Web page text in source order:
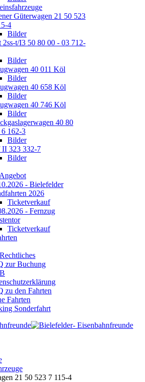
Güterwagen 21 50 523
4
Bilder
2ss-t/I3 50 80 00 - 03 712-
Bilder
40 011 Köl
Bilder
40 658 Köl
Bilder
40 746 Köl
Bilder
40 80
162-3
Bilder
323 332-7
Bilder
- Bielefelder
2026
Ticketverkauf
- Fernzug
Ticketverkauf
zur Buchung
zu den Fahrten
Fahrten
Sonderfahrt
21 50 523 7 115-4